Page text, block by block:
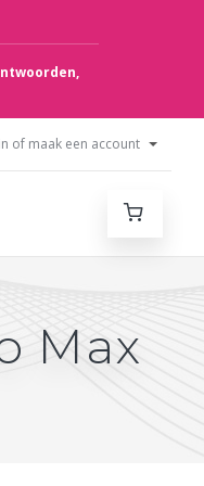
of maak een account
Max